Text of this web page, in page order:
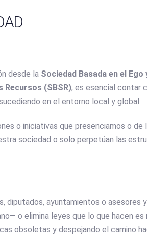
desde la Sociedad Basada en el Ego
Recursos (SBSR), es esencial contar
en el entorno local y global.
o iniciativas que presenciamos o de
sociedad o solo perpetúan las
diputados, ayuntamientos o asesores y
o elimina leyes que lo que hacen es
obsoletas y despejando el camino